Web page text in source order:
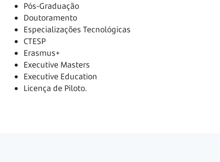
Pós-Graduação
Doutoramento
Especializações Tecnológicas
CTESP
Erasmus+
Executive Masters
Executive Education
Licença de Piloto.